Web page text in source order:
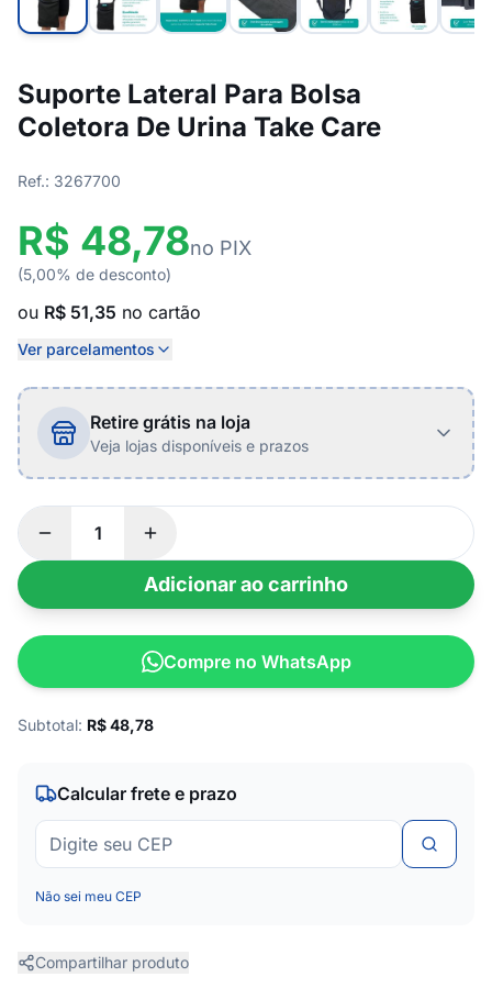
Suporte Lateral Para Bolsa
Coletora De Urina Take Care
Ref.: 3267700
R$ 48,78no PIX
(5,00% de desconto)
ou R$ 51,35 no cartão
Ver parcelamentos
Retire grátis na loja
Veja lojas disponíveis e prazos
Adicionar ao carrinho
Compre no WhatsApp
Subtotal: R$48,78
Calcular frete e prazo
Não sei meu CEP
Compartilhar produto